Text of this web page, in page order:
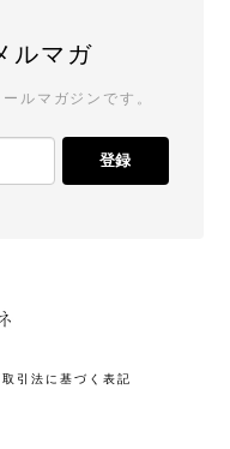
ルマガ
ルマガジンです。
登録
取引法に基づく表記